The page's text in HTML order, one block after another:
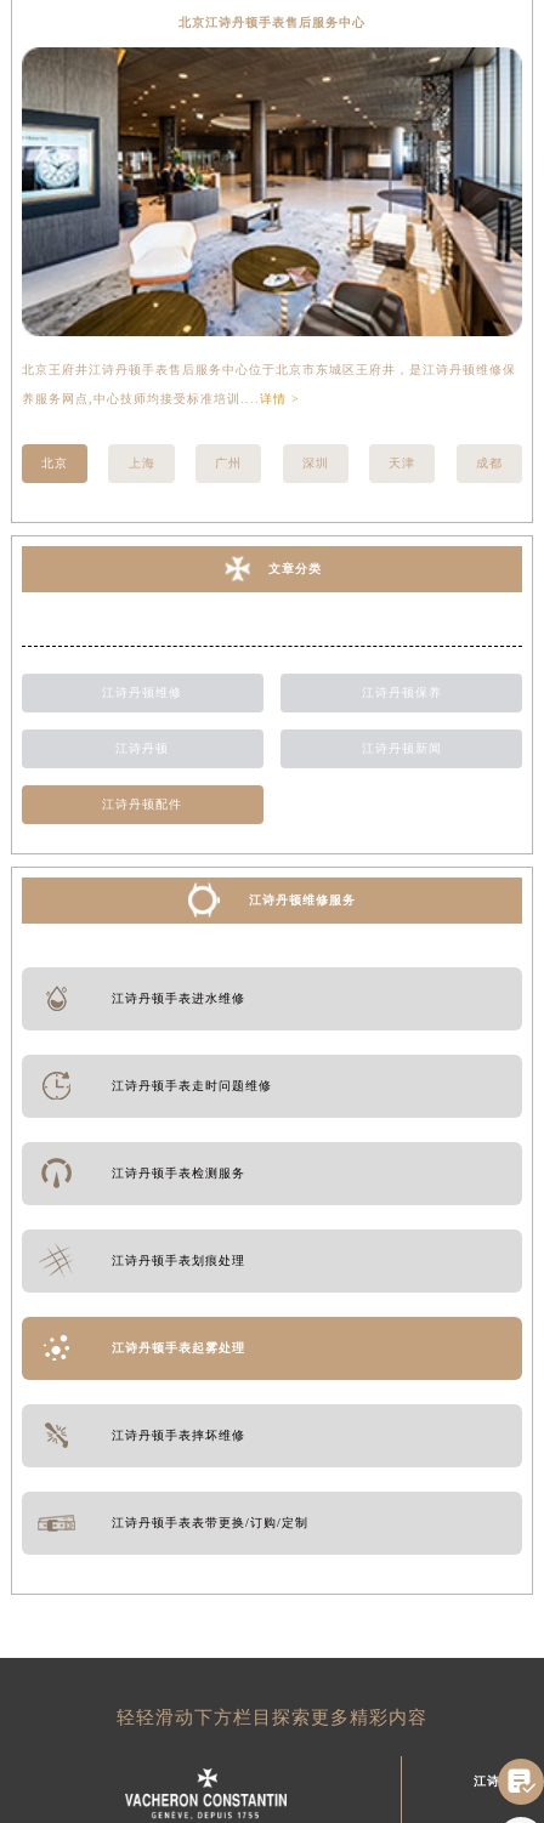
北京江诗丹顿手表售后服务中心
北京王府井江诗丹顿手表售后服务中心位于北京市东城区王府井，是江诗丹顿维修保
养服务网点,中心技师均接受标准培训....详情 >
北京 上海 广州 深圳 天津 成都
文章分类
江诗丹顿维修 江诗丹顿保养
江诗丹顿 江诗丹顿新闻
江诗丹顿配件
江诗丹顿维修服务
江诗丹顿手表进水维修
江诗丹顿手表走时问题维修
江诗丹顿手表检测服务
江诗丹顿手表划痕处理
江诗丹顿手表起雾处理
江诗丹顿手表摔坏维修
江诗丹顿手表表带更换/订购/定制
轻轻滑动下方栏目探索更多精彩内容
江诗丹顿中
